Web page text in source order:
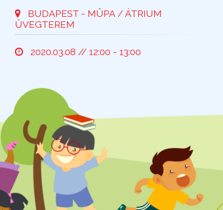
BUDAPEST - MÜPA / ÁTRIUM
ÜVEGTEREM
2020.03.08 // 12:00 - 13:00